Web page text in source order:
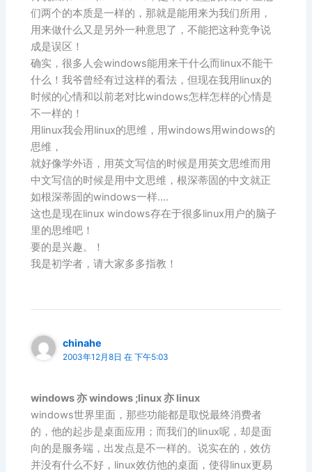
们两个的本质是一样的，那就是能用来为我们所用，
用来做什么又是另外一种意思了，不能把这种竞争说
成是误区！
确实，很多人会windows能用来干什么而linux不能干
什么！我爷曾经有过这样的看法，但现在我用linux的
时候的心情和以前老对比windows怎样怎样的心情是
不一样的！
用linux我会用linux的思维，用windows用windows的
思维，
就好像学外语，用英文写信的时候是用英文思维而用
中文写信的时候是用中文思维，根深蒂固的中文就正
如根深蒂固的windows一样….
这也是现在linux windows存在于很多linux用户的脑子
里的思维吧！
要的是兴趣。！
我是初学者，请大家多多指教！
chinahe
2003年12月8日 在 下午5:03
windows 亦 windows ;linux 亦 linux
windows世界里面，那些功能都是取悦最终消费者
的，他的起步是桌面应用；而我们的linux呢，却是面
向的是服务端，出发点是不一样的。说实在的，效仿
并没有什么不好，linux效仿他的桌面，使得linux更易